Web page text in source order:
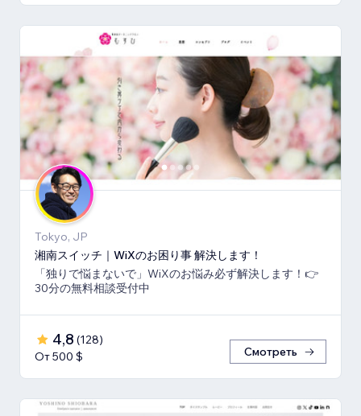
Tokyo, JP
湘南スイッチ｜WiXのお困り事 解決します！
「独りで悩まないで」WiXのお悩み必ず解決します！👉
30分の無料相談受付中
4,8 (128)
От 500 $
Смотреть